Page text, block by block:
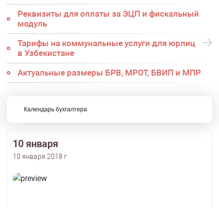
Реквизиты для оплаты за ЭЦП и фискальный
модуль
Тарифы на коммунальные услуги для юрлиц
в Узбекистане
Актуальные размеры БРВ, МРОТ, БВИП и МПР
Календарь бухгалтера
10 января
10 января 2018 г.